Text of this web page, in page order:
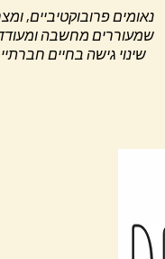
נאומים פרובוקטיביים,
שמעוררים מחשבה